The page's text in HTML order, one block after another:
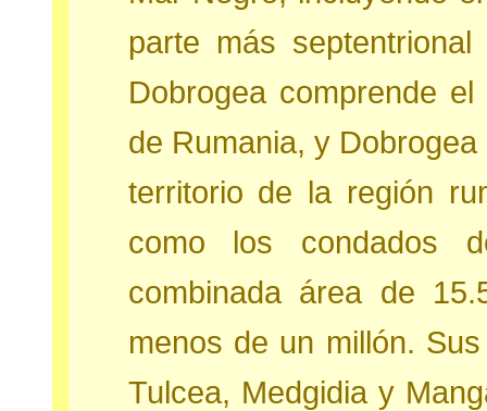
parte más
Dobrogea comprende
de Rumania, y
territorio de la región
como los condados
combinada área de
menos de un millón.
Tulcea, Medgidia y